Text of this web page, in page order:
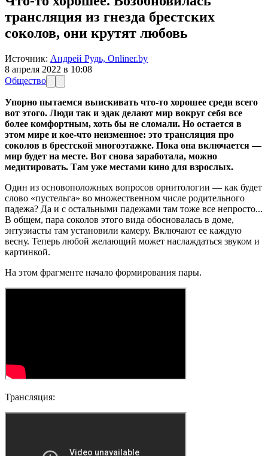
трансляция из гнезда брестских
соколов, они крутят любовь
Источник: Андрей Рудь, Onliner.by
8 апреля 2022 в 10:08
Общество
Упорно пытаемся выискивать что-то хорошее среди всего
вот этого. Люди так и эдак делают мир вокруг себя все
более комфортным, хоть бы не сломали. Но остается в
этом мире и кое-что неизменное: это трансляция про
соколов в брестской многоэтажке. Пока она включается —
мир будет на месте. Вот снова заработала, можно
медитировать. Там уже местами кино для взрослых.
Один из основоположных вопросов орнитологии — как будет
слово «пустельга» во множественном числе родительного
падежа? Да и с остальными падежами там тоже все непросто...
В общем, пара соколов этого вида обосновалась в доме,
энтузиасты там установили камеру. Включают ее каждую
весну. Теперь любой желающий может наслаждаться звуком и
картинкой.
На этом фрагменте начало формирования пары.
Трансляция: